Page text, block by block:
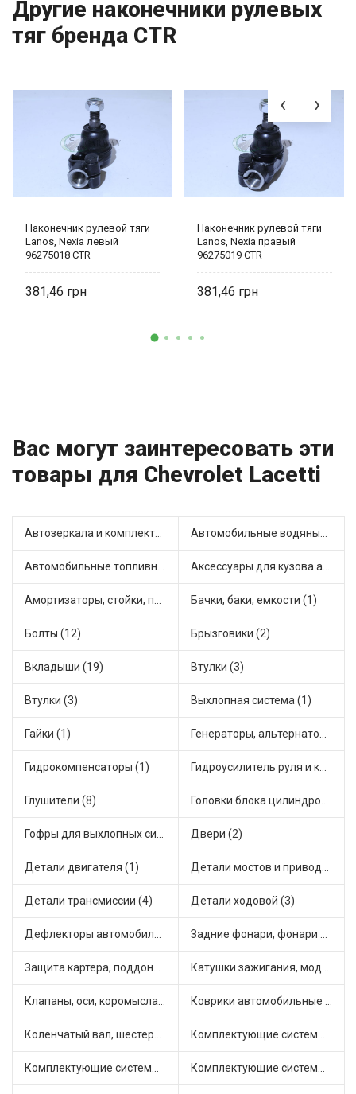
Другие наконечники рулевых
тяг бренда CTR
Наконечник рулевой тяги
Lanos, Nexia левый
96275018 CTR
381,46
Наконечник рулевой тяги
Lanos, Nexia правый
96275019 CTR
381,46
Вас могут заинтересовать эти
товары для Chevrolet Lacetti
Автозеркала и комплектующие (2) Автомобильные водяные насосы (4)
Автомобильные топливные насосы (6) Аксессуары для кузова автомобиля (1)
Амортизаторы, стойки, подушки стоек (16) Бачки, баки, емкости (1)
Болты (12) Брызговики (2)
Вкладыши (19) Втулки (3)
Втулки (3) Выхлопная система (1)
Гайки (1) Генераторы, альтернаторы и комплектующие (5)
Гидрокомпенсаторы (1) Гидроусилитель руля и комплектующие (1)
Глушители (8) Головки блока цилиндров (1)
Гофры для выхлопных систем (8) Двери (2)
Детали двигателя (1) Детали мостов и привода трансмиссии (9)
Детали трансмиссии (4) Детали ходовой (3)
Дефлекторы автомобильные (1) Задние фонари, фонари видимости (4)
Защита картера, поддона, КПП (1) Катушки зажигания, модули зажигания (6)
Клапаны, оси, коромысла (13) Коврики автомобильные (4)
Коленчатый вал, шестерни коленчатого вала (2) Комплектующие системы выпуска отработавших газов (7)
Комплектующие системы отопления (4) Комплектующие системы питания (11)